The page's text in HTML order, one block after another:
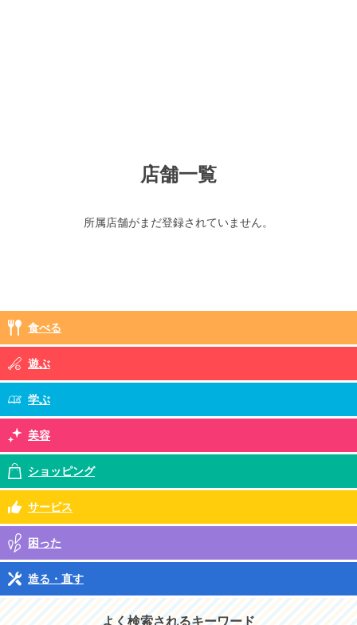
店舗一覧
所属店舗がまだ登録されていません。
食べる
遊ぶ
学ぶ
美容
ショッピング
サービス
困った
造る・直す
よく検索されるキーワード